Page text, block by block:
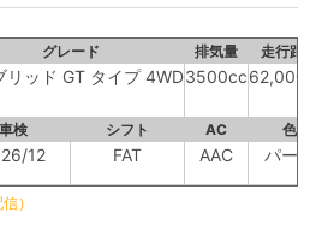
グレード 排気量 走行距
リッド GT タイプ 4WD3500cc
車検 シフト AC 色
12 FAT AAC パー
）